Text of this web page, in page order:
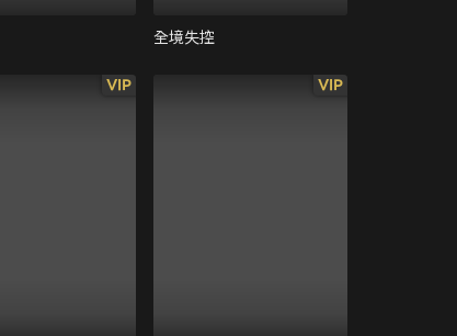
全境失控
VIP VIP